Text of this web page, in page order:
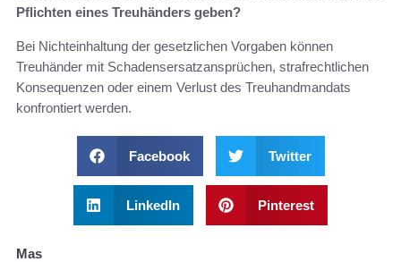
Pflichten eines Treuhänders geben?
Bei Nichteinhaltung der gesetzlichen Vorgaben können
Treuhänder mit Schadensersatzansprüchen, strafrechtlichen
Konsequenzen oder einem Verlust des Treuhandmandats
konfrontiert werden.
Facebook Twitter
LinkedIn Pinterest
Mas